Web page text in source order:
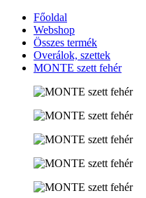
Főoldal
Webshop
Összes termék
Overálok, szettek
MONTE szett fehér